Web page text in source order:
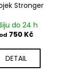
Stronger
do 24 h
od 750 Kč
DETAIL